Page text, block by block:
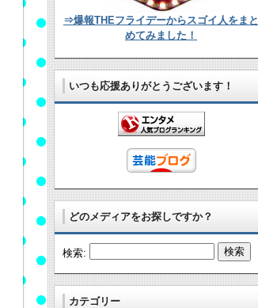
⇒爆報THEフライデーからスゴイ人をまと
めてみました！
いつも応援ありがとうございます！
どのメディアをお探しですか？
検索:
カテゴリー